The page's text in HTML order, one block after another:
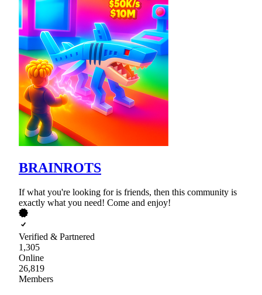
BRAINROTS
If what you're looking for is friends, then this community is
exactly what you need! Come and enjoy!
Verified & Partnered
1,305
Online
26,819
Members